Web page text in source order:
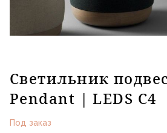
Светильник
Pendant | LEDS C4
Под заказ